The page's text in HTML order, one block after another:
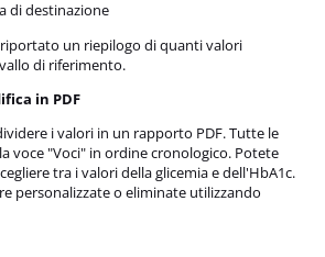
di destinazione
un riepilogo di quanti valori
di riferimento.
in PDF
i valori in un rapporto PDF. Tutte le
voce "Voci" in ordine cronologico. Potete
tra i valori della glicemia e dell'HbA1c.
personalizzate o eliminate utilizzando